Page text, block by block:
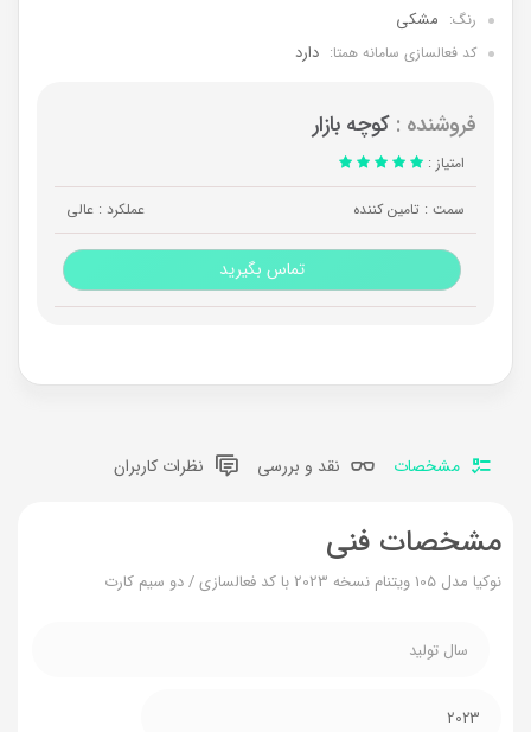
رنگ: مشکی
کد فعالسازی سامانه همتا: دارد
فروشنده : کوچه بازار
امتیاز :
سمت : تامین کننده عملکرد : عالی
تماس بگیرید
مشخصات نقد و بررسی نظرات کاربران
مشخصات فنی
نوکیا مدل 105 ویتنام نسخه 2023 با کد فعالسازی / دو سیم کارت
سال تولید
2023